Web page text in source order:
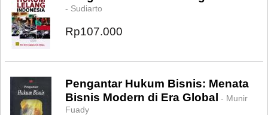
- Sudiarto
Rp107.000
Pengantar Hukum Bisnis: Menata
Bisnis Modern di Era Global - Munir
Fuady